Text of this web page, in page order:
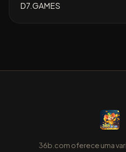
D7.GAMES
36b.com oferece uma